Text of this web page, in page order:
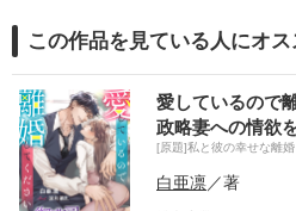
この作品を見ている人にオス
愛しているので
政略妻への情欲
[原題]私と彼の幸せな離婚
白亜凛／著